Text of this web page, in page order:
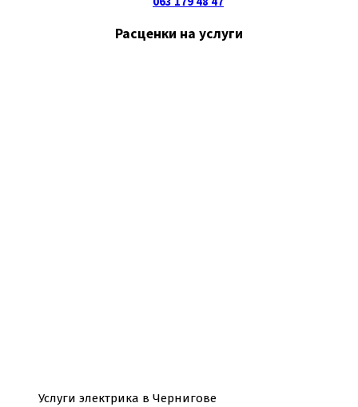
Расценки на услуги
Услуги электрика в Чернигове